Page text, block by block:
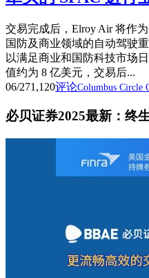
交易完成后，Elroy Air 将作
国防及商业领域的自动驾驶
以满足商业和国防科技市场
值约为 8 亿美元，交易后...
06/271,120评论Columbus Circle
必贝证券2025最新：终